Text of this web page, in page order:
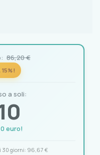
86,20 €
15%!
a soli:
euro!
30 giorni: 96,67 €